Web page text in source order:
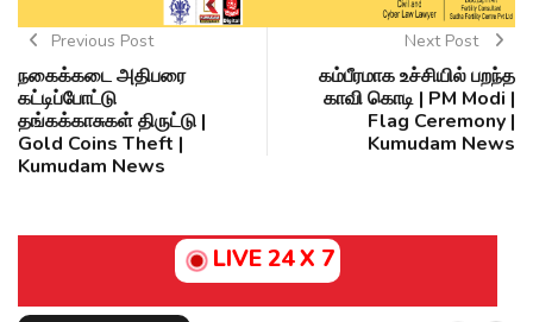
Previous Post
நகைக்கடை அதிபரை
கட்டிப்போட்டு
தங்கக்காசுகள் திருட்டு |
Gold Coins Theft |
Kumudam News
Next Post
கம்பீரமாக உச்சியில் பறந்த
காவி கொடி | PM Modi |
Flag Ceremony |
Kumudam News
LIVE 24 X 7